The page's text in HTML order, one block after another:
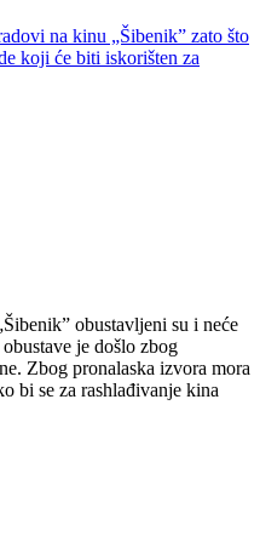
obustavljeni su i neće
je došlo zbog
Zbog pronalaska izvora mora
bi se za rashlađivanje kina